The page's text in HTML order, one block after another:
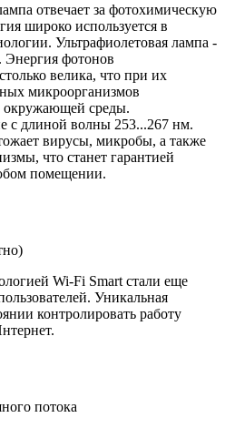
отвечает за фотохимическую
широко используется в
Ультрафиолетовая лампа -
Энергия фотонов
велика, что при их
микроорганизмов
окружающей среды.
с длиной волны 253...267 нм.
вирусы, микробы, а также
что станет гарантией
помещении.
Wi-Fi Smart стали еще
Уникальная
контролировать работу
потока